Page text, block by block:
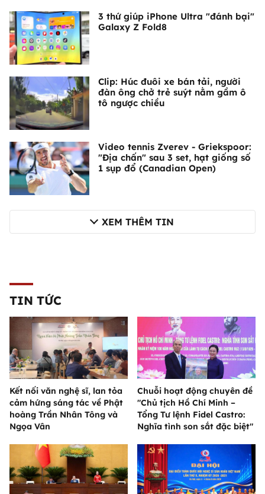
3 thứ giúp iPhone Ultra "đánh bại"
Galaxy Z Fold8
Clip: Húc đuôi xe bán tải, người
đàn ông chở trẻ suýt nằm gầm ô
tô ngược chiều
Video tennis Zverev - Griekspoor:
"Địa chấn" sau 3 set, hạt giống số
1 sụp đổ (Canadian Open)
XEM THÊM TIN
TIN TỨC
Kết nối văn nghệ sĩ, lan tỏa
cảm hứng sáng tác về Phật
hoàng Trần Nhân Tông và
Ngọa Vân
Chuỗi hoạt động chuyên đề
"Chủ tịch Hồ Chí Minh –
Tổng Tư lệnh Fidel Castro:
Nghĩa tình son sắt đặc biệt"